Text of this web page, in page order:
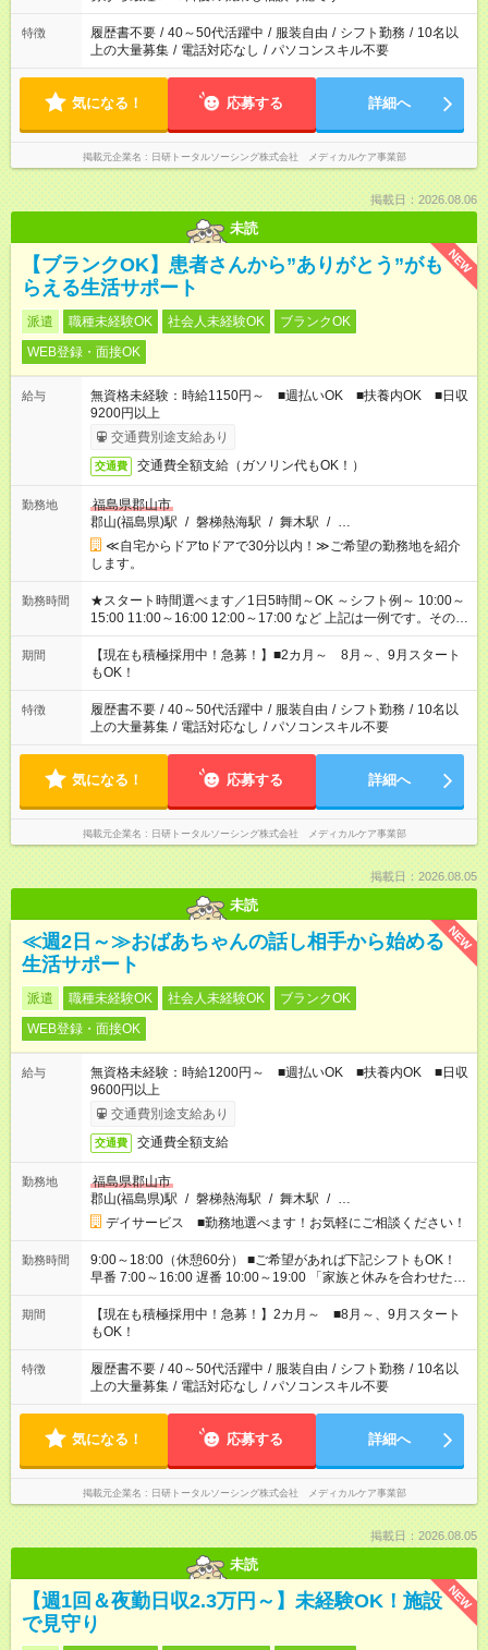
間と、もう1つのお仕事の勤務時間。 合計で週40時間を超える
場合は応募できません。
特徴 履歴書不要 / 40～50代活躍中 / 服装自由 / シフト勤務 / 10名以
上の大量募集 / 電話対応なし / パソコンスキル不要
気になる！ 応募する 詳細へ
掲載元企業名 日研トータルソーシング株式会社 メディカルケア事業部
掲載日：2026.08.06
未読
NEW
【ブランクOK】患者さんから”ありがとう”がも
らえる生活サポート
派遣 職種未経験OK 社会人未経験OK
ブランクOK
WEB登録・面接OK
給与
無資格未経験：時給1150円～ ■週払いOK ■扶養内OK ■日収
9200円以上
交通費別途支給あり
交通費 交通費全額支給（ガソリン代もOK！）
勤務地
福島県郡山市
郡山(福島県)駅 / 磐梯熱海駅 / 舞木駅 / …
≪自宅からドアtoドアで30分以内！≫ご希望の勤務地を紹介
します。
勤務時間
★スタート時間選べます／1日5時間～OK ～シフト例～ 10:00～
15:00 11:00～16:00 12:00～17:00 など 上記は一例です。その他
シフトもご相談ください。 ※Wワークの場合当社と合わせて法
定労働時間が週40時間を超えなければOKです。
期間
【現在も積極採用中！急募！】■2カ月～ 8月～、9月スタート
もOK！
特徴 履歴書不要 / 40～50代活躍中 / 服装自由 / シフト勤務 / 10名以
上の大量募集 / 電話対応なし / パソコンスキル不要
気になる！ 応募する 詳細へ
掲載元企業名 日研トータルソーシング株式会社 メディカルケア事業部
掲載日：2026.08.05
未読
NEW
≪週2日～≫おばあちゃんの話し相手から始める
生活サポート
派遣 職種未経験OK 社会人未経験OK
ブランクOK
WEB登録・面接OK
給与
無資格未経験：時給1200円～ ■週払いOK ■扶養内OK ■日収
9600円以上
交通費別途支給あり
交通費 交通費全額支給
勤務地
福島県郡山市
郡山(福島県)駅 / 磐梯熱海駅 / 舞木駅 / …
デイサービス ■勤務地選べます！お気軽にご相談ください！
勤務時間
9:00～18:00（休憩60分） ■ご希望があれば下記シフトもOK！
早番 7:00～16:00 遅番 10:00～19:00 「家族と休みを合わせた
い」 「余裕を持って夕飯の準備がしたい」 「できれば残業はし
たくない」 など、ご希望を教えてくださいね。 ※Wワーク希望
の方へ 今ご覧のお仕事で希望する勤務時間と、もう1つのお仕事
の勤務時間。 合計で週40時間を超える場合は応募できません。
期間
【現在も積極採用中！急募！】2カ月～ ■8月～、9月スタート
もOK！
特徴 履歴書不要 / 40～50代活躍中 / 服装自由 / シフト勤務 / 10名以
上の大量募集 / 電話対応なし / パソコンスキル不要
気になる！ 応募する 詳細へ
掲載元企業名 日研トータルソーシング株式会社 メディカルケア事業部
掲載日：2026.08.05
未読
NEW
【週1回＆夜勤日収2.3万円～】未経験OK！施設
で見守り